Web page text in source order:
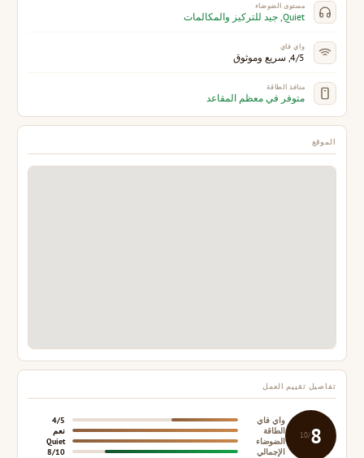
مستوى الضوضاء
Quiet, جيد للتركيز والمكالمات
واي فاي
4/5, سريع وموثوق
منافذ الطاقة
متوفر في معظم المقاعد
الموقع
تفاصيل تقييم العمل
8
/10
واي فاي
4/5
الطاقة
نعم
الضوضاء
Quiet
الإجمالي
8/10